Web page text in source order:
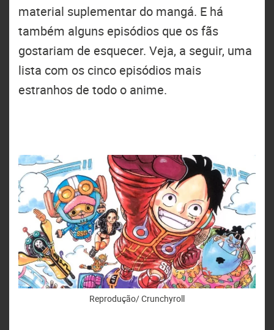
material suplementar do mangá. E há
também alguns episódios que os fãs
gostariam de esquecer. Veja, a seguir, uma
lista com os cinco episódios mais
estranhos de todo o anime.
Reprodução/ Crunchyroll